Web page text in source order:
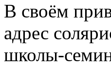
В своём
адрес
школы-